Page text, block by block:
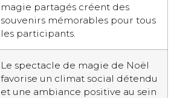
magie partagés créent des
souvenirs mémorables pour tous
les participants.
Le spectacle de magie de Noël
favorise un climat social détendu
et une ambiance positive au sein